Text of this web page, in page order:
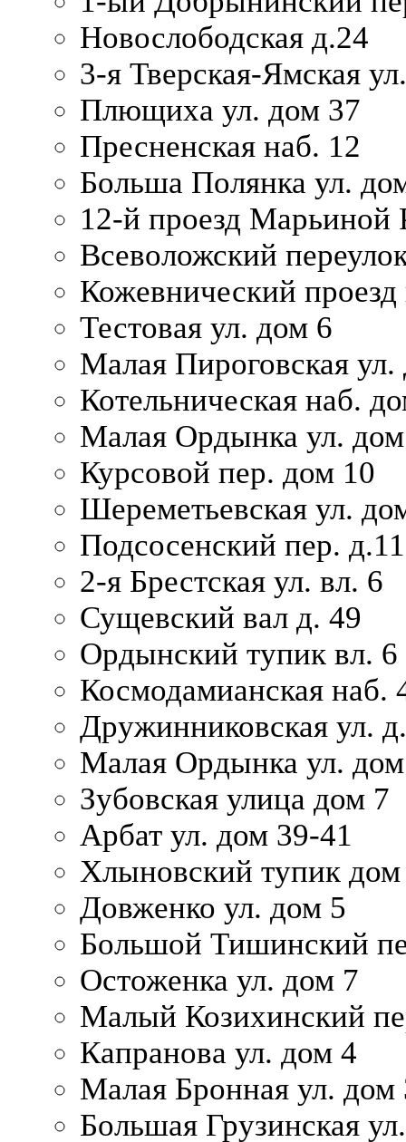
Новослободская д.24
3-я Тверская-Ямская
Плющиха ул. дом 37
Пресненская наб. 12
Больша Полянка ул.
12-й проезд Марьиной
Всеволожский
Кожевнический проезд
Тестовая ул. дом 6
Малая Пироговская
Котельническая наб.
Малая Ордынка ул.
Курсовой пер. дом 10
Шереметьевская ул.
Подсосенский пер. д.11
2-я Брестская ул. вл. 6
Сущевский вал д. 49
Ордынский тупик вл. 6
Космодамианская наб.
Дружинниковская ул.
Малая Ордынка ул.
Зубовская улица дом 7
Арбат ул. дом 39-41
Хлыновский тупик
Довженко ул. дом 5
Большой Тишинский
Остоженка ул. дом 7
Малый Козихинский
Капранова ул. дом 4
Малая Бронная ул. дом
Большая Грузинская